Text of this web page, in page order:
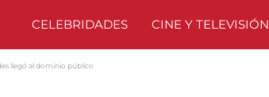
CELEBRIDADES CINE Y TELEVISIÓN
llegó al dominio público